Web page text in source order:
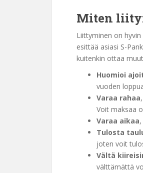
Miten
Liittyminen on
esittää asiasi S-
kuitenkin ottaa
Huomioi
vuoden
Varaa rahaa
Voit maksaa
Varaa aikaa
Tulosta
joten voit
Vältä
välttämättä